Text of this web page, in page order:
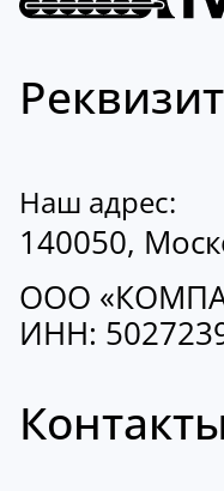
Наш адрес:
140050,
ООО
ИНН: